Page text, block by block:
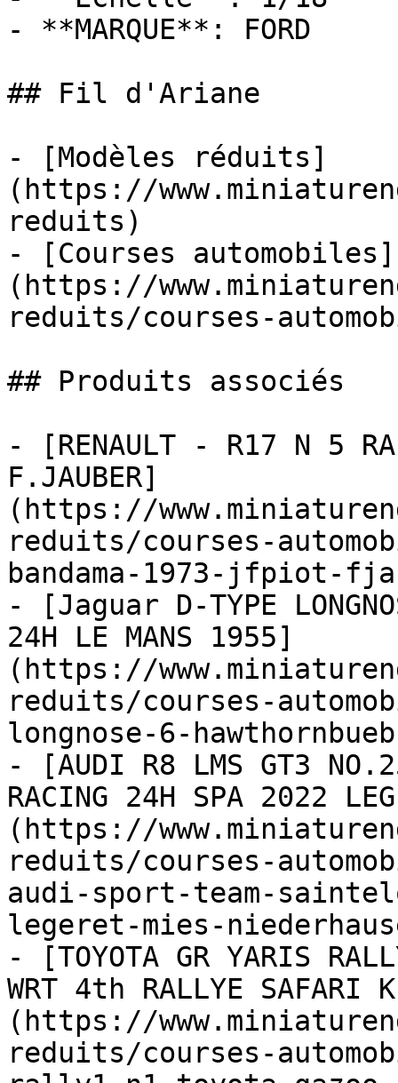
- **MARQUE**: FORD
## Fil d'Ariane
- [Modèles réduits]
(https://
reduits)
- [Courses automobiles]
(https://
reduits/courses-
## Produits associés
- [RENAULT - R17 N 5
F.JAUBER]
(https://
reduits/courses-
bandama-1973-jfpiot-
- [Jaguar D-TYPE
24H LE MANS 1955]
(https://
reduits/courses-
longnose-6-
- [AUDI R8 LMS GT3
RACING 24H SPA 2022
(https://
reduits/courses-
audi-sport-team-
legeret-mies-
- [TOYOTA GR YARIS
WRT 4th RALLYE SAFARI
(https://
reduits/courses-